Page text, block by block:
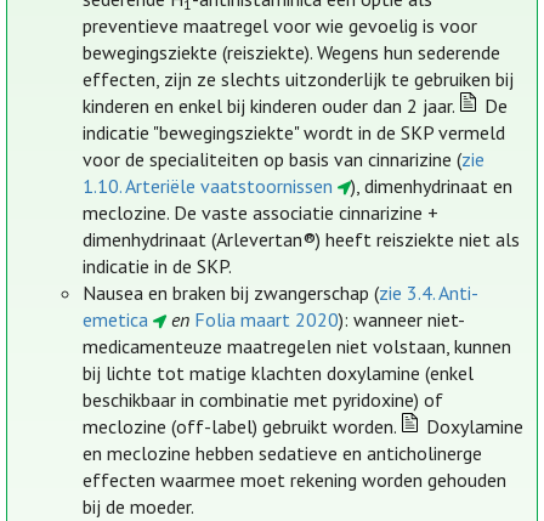
1
preventieve maatregel voor wie gevoelig is voor
bewegingsziekte (reisziekte). Wegens hun sederende
effecten, zijn ze slechts uitzonderlijk te gebruiken bij
kinderen en enkel bij kinderen ouder dan 2 jaar.
De
indicatie "bewegingsziekte" wordt in de SKP vermeld
voor de specialiteiten op basis van cinnarizine (zie
1.10. Arteriële vaatstoornissen
), dimenhydrinaat en
meclozine. De vaste associatie cinnarizine +
dimenhydrinaat (Arlevertan®) heeft reisziekte niet als
indicatie in de SKP.
Nausea en braken bij zwangerschap (zie 3.4. Anti-
emetica
en Folia maart 2020): wanneer niet-
medicamenteuze maatregelen niet volstaan, kunnen
bij lichte tot matige klachten doxylamine (enkel
beschikbaar in combinatie met pyridoxine) of
meclozine (off-label) gebruikt worden.
Doxylamine
en meclozine hebben sedatieve en anticholinerge
effecten waarmee moet rekening worden gehouden
bij de moeder.